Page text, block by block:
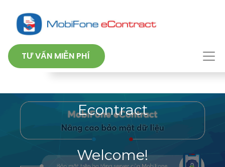
TƯ VẤN MIỄN PHÍ
Econtract
Welcome!